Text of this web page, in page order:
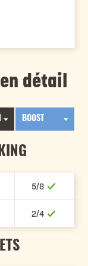
détail
5/8
2/4